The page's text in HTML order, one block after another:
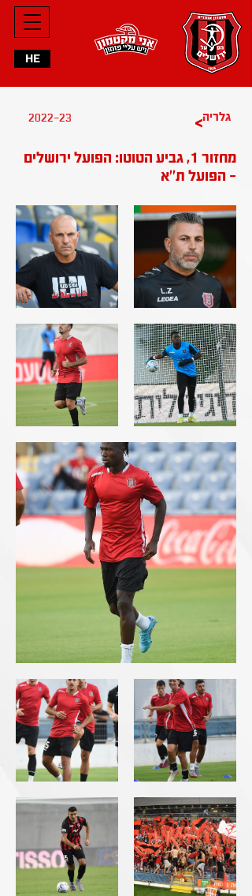
HE
2022-23 >גלריה
מחזור 1, גביע הטוטו: הפועל ירושלים
- הפועל ת''א